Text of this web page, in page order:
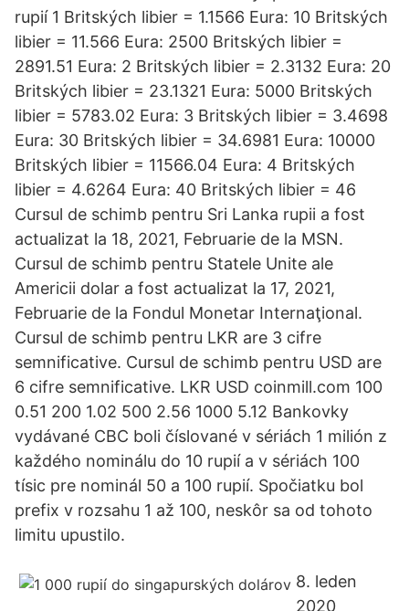
rupií 1 Britských libier = 1.1566 Eura: 10 Britských
libier = 11.566 Eura: 2500 Britských libier =
2891.51 Eura: 2 Britských libier = 2.3132 Eura: 20
Britských libier = 23.1321 Eura: 5000 Britských
libier = 5783.02 Eura: 3 Britských libier = 3.4698
Eura: 30 Britských libier = 34.6981 Eura: 10000
Britských libier = 11566.04 Eura: 4 Britských
libier = 4.6264 Eura: 40 Britských libier = 46
Cursul de schimb pentru Sri Lanka rupii a fost
actualizat la 18, 2021, Februarie de la MSN.
Cursul de schimb pentru Statele Unite ale
Americii dolar a fost actualizat la 17, 2021,
Februarie de la Fondul Monetar Internaţional.
Cursul de schimb pentru LKR are 3 cifre
semnificative. Cursul de schimb pentru USD are
6 cifre semnificative. LKR USD coinmill.com 100
0.51 200 1.02 500 2.56 1000 5.12 Bankovky
vydávané CBC boli číslované v sériách 1 milión z
každého nominálu do 10 rupií a v sériách 100
tísic pre nominál 50 a 100 rupií. Spočiatku bol
prefix v rozsahu 1 až 100, neskôr sa od tohoto
limitu upustilo.
8. leden
2020